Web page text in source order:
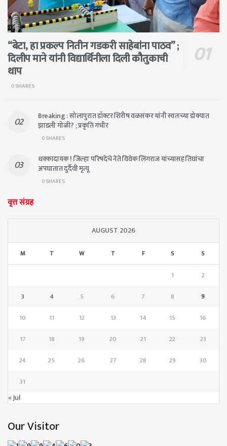
“बेटा, हा प्रकल्प नितीन गडकरी साहेबांना पाठव” ;
दिलीप माने यांनी विद्यार्थिनीला दिली कौतुकाची
थाप
0 SHARES
Breaking : सोलापुरात डॉक्टर शिरीष वळसंकर यांनी स्वतःच्या डोक्यात
झाडली गोळी? ; प्रकृति गंभीर
0 SHARES
धक्कादायक ! जिल्हा परिषदेचे नेते विवेक लिंगराज यांच्यासह तिघांचा
अपघातात दुर्दैवी मृत्यू
0 SHARES
वृत्त संग्रह
AUGUST 2026
M T W T F S S
1
2
3
4 5 6 7 8
9
10
11 12 13 14 15
16
17
18 19 20 21 22
23
24
25 26 27 28 29
30
31
« Jul
Our Visitor